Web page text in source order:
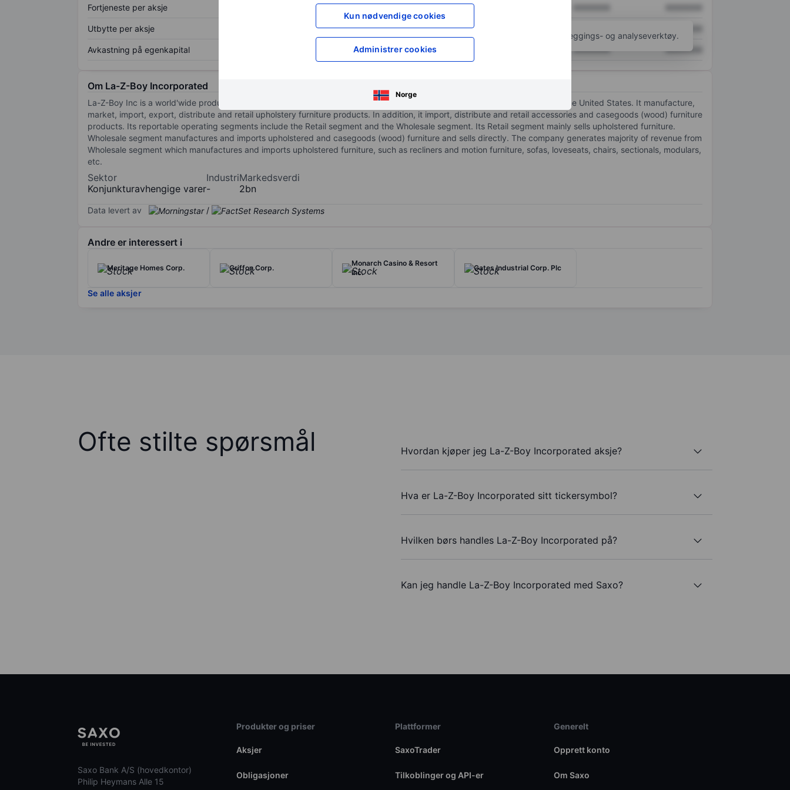
Kun nødvendige cookies
Administrer cookies
Norge
Fortjeneste per aksje XXXXXXX
Utbytte per aksje XXXXXXX
Avkastning på egenkapital XXXXXXX XXXXXXX XXXXXXX
Åpne kontofor å få tilgang til flere kartleggings- og analyseverktøy.
Om La-Z-Boy Incorporated
La-Z-Boy Inc is a world'wide producer of reclining chairs and one of the manufacturers/distributors of residential furniture in the United States. It manufacture,
market, import, export, distribute and retail upholstery furniture products. In addition, it import, distribute and retail accessories and casegoods (wood) furniture
products. Its reportable operating segments include the Retail segment and the Wholesale segment. Its Retail segment mainly sells upholstered furniture.
Wholesale segment manufactures and imports upholstered and casegoods (wood) furniture and sells directly. The company generates majority of revenue from
Wholesale segment which manufactures and imports upholstered furniture, such as recliners and motion furniture, sofas, loveseats, chairs, sectionals, modulars,
etc.
Sektor
Konjunkturavhengige varer
Industri
-
Markedsverdi
2bn
Data levert av /
Andre er interessert i
Meritage Homes Corp. Griffon Corp.
Monarch Casino & Resort
Inc.
Gates Industrial Corp. Plc
Se alle aksjer
Ofte stilte spørsmål Hvordan kjøper jeg La-Z-Boy Incorporated aksje?
Hva er La-Z-Boy Incorporated sitt tickersymbol?
Hvilken børs handles La-Z-Boy Incorporated på?
Kan jeg handle La-Z-Boy Incorporated med Saxo?
Saxo Bank A/S (hovedkontor)
Philip Heymans Alle 15
Produkter og priser
Aksjer
Obligasjoner
Plattformer
SaxoTrader
Tilkoblinger og API-er
Generelt
Opprett konto
Om Saxo